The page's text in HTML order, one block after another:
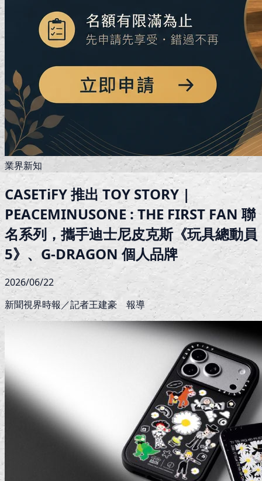
業界新知
CASETiFY 推出 TOY STORY |
PEACEMINUSONE : THE FIRST FAN 聯
名系列，攜手迪士尼皮克斯《玩具總動員
5》、G-DRAGON 個人品牌
2026/06/22
新聞視界時報／記者王建豪 報導